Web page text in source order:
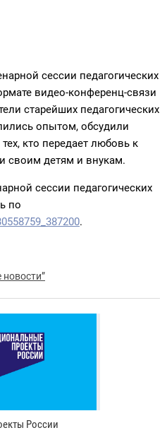
сессии педагогических
видео-конференц-связи
старейших педагогических
опытом, обсудили
кто передает любовь к
своим детям и внукам.
сессии педагогических
по
.
новости”
России